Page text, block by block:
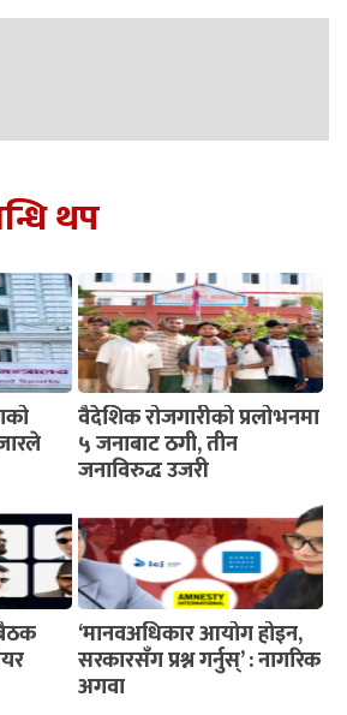
थप
वैदेशिक रोजगारीको प्रलोभनमा
५ जनाबाट ठगी, तीन
जनाविरुद्ध उजुरी
‘मानवअधिकार आयोग होइन,
सरकारसँग प्रश्न गर्नुस्’ : नागरिक
अगुवा